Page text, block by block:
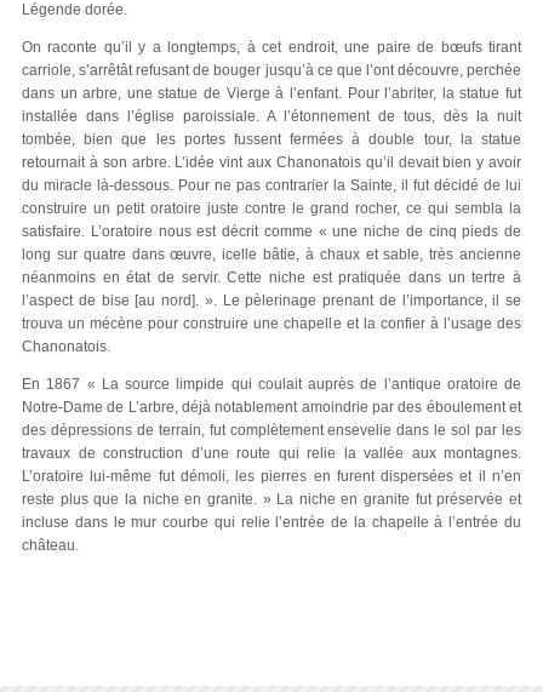
Légende dorée.
On raconte qu’il y a longtemps, à cet endroit, une paire de bœufs tirant
carriole, s’arrêtât refusant de bouger jusqu’à ce que l’ont découvre, perchée
dans un arbre, une statue de Vierge à l’enfant. Pour l’abriter, la statue fut
installée dans l’église paroissiale. A l’étonnement de tous, dès la nuit
tombée, bien que les portes fussent fermées à double tour, la statue
retournait à son arbre. L’idée vint aux Chanonatois qu’il devait bien y avoir
du miracle là-dessous. Pour ne pas contrarier la Sainte, il fut décidé de lui
construire un petit oratoire juste contre le grand rocher, ce qui sembla la
satisfaire. L’oratoire nous est décrit comme « une niche de cinq pieds de
long sur quatre dans œuvre, icelle bâtie, à chaux et sable, très ancienne
néanmoins en état de servir. Cette niche est pratiquée dans un tertre à
l’aspect de bise [au nord]. ». Le pèlerinage prenant de l’importance, il se
trouva un mécène pour construire une chapelle et la confier à l’usage des
Chanonatois.
En 1867 « La source limpide qui coulait auprès de l’antique oratoire de
Notre-Dame de L’arbre, déjà notablement amoindrie par des éboulement et
des dépressions de terrain, fut complètement ensevelie dans le sol par les
travaux de construction d’une route qui relie la vallée aux montagnes.
L’oratoire lui-même fut démoli, les pierres en furent dispersées et il n’en
reste plus que la niche en granite. » La niche en granite fut préservée et
incluse dans le mur courbe qui relie l’entrée de la chapelle à l’entrée du
château.